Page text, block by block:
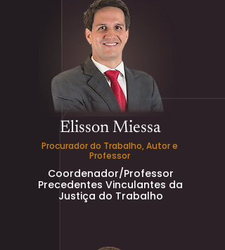
Procurador do Trabalho, Autor e
Professor
Coordenador/Professor
Precedentes Vinculantes da
Justiça do Trabalho
Elisson Miessa